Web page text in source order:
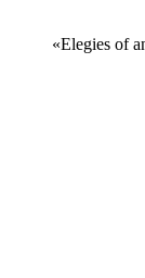
«Elegies of